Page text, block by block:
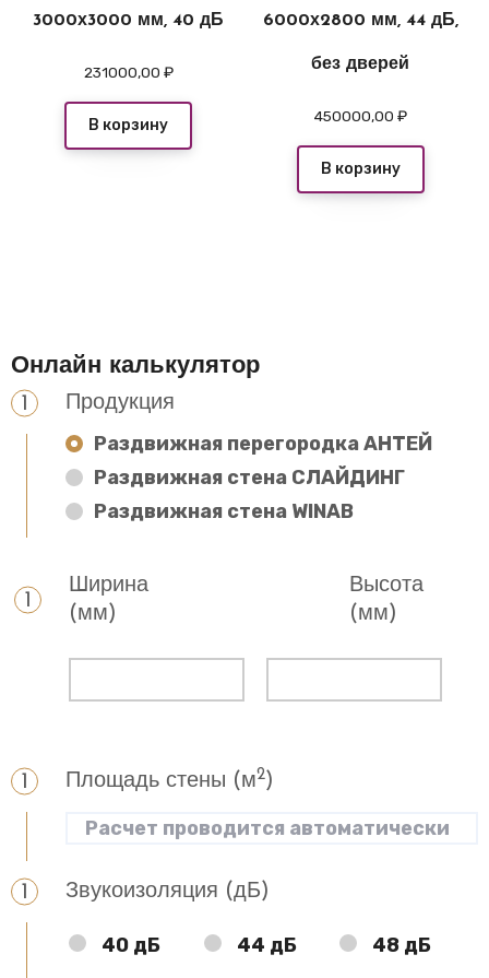
3000х3000 мм, 40 дБ
231000,00 ₽
В корзину
6000х2800 мм, 44 дБ,
без дверей
450000,00 ₽
В корзину
Онлайн калькулятор
Продукция
Раздвижная перегородка АНТЕЙ
Раздвижная стена СЛАЙДИНГ
Раздвижная стена WINAB
Ширина
(мм)
Высота
(мм)
Площадь стены (м2)
Звукоизоляция (дБ)
40 дБ 44 дБ 48 дБ